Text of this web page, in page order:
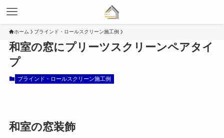
ホーム ブラインド・ロールスクリーン施工例
和室の窓にプリーツスクリーンペアタイ
プ
ブラインド・ロールスクリーン施工例
和室の窓装飾